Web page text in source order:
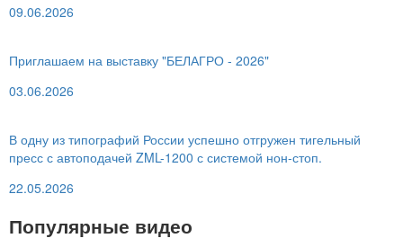
09.06.2026
Приглашаем на выставку "БЕЛАГРО - 2026"
03.06.2026
В одну из типографий России успешно отгружен тигельный
пресс с автоподачей ZML-1200 с системой нон-стоп.
22.05.2026
Популярные видео